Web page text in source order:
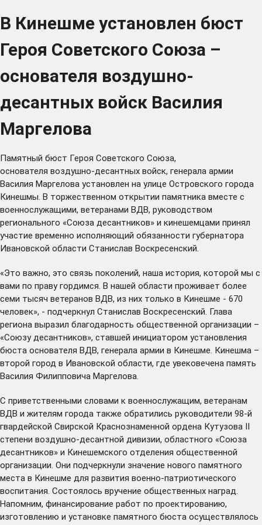
В Кинешме установлен бюст
Героя Советского Союза –
основателя воздушно-
десантных войск Василия
Маргелова
Памятный бюст Героя Советского Союза,
основателя воздушно-десантных войск, генерала армии
Василия Маргелова установлен на улице Островского города
Кинешмы. В торжественном открытии памятника вместе с
военнослужащими, ветеранами ВДВ, руководством
регионального «Союза десантников» и кинешемцами принял
участие временно исполняющий обязанности губернатора
Ивановской области Станислав Воскресенский.
«Это важно, это связь поколений, наша история, которой мы с
вами по праву гордимся. В нашей области проживает более
семи тысяч ветеранов ВДВ, из них только в Кинешме - 670
человек», - подчеркнул Станислав Воскресенский. Глава
региона выразил благодарность общественной организации –
«Союзу десантников», ставшей инициатором установления
бюста основателя ВДВ, генерала армии в Кинешме. Кинешма –
второй город в Ивановской области, где увековечена память
Василия Филипповича Маргелова.
С приветственными словами к военнослужащим, ветеранам
ВДВ и жителям города также обратились руководители 98-й
гвардейской Свирской Краснознаменной ордена Кутузова II
степени воздушно-десантной дивизии, областного «Союза
десантников» и Кинешемского отделения общественной
организации. Они подчеркнули значение нового памятного
места в Кинешме для развития военно-патриотического
воспитания. Состоялось вручение общественных наград.
Напомним, финансирование работ по проектированию,
изготовлению и установке памятного бюста осуществлялось